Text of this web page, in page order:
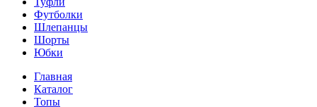
Футболки
Шлепанцы
Шорты
Юбки
Главная
Каталог
Топы